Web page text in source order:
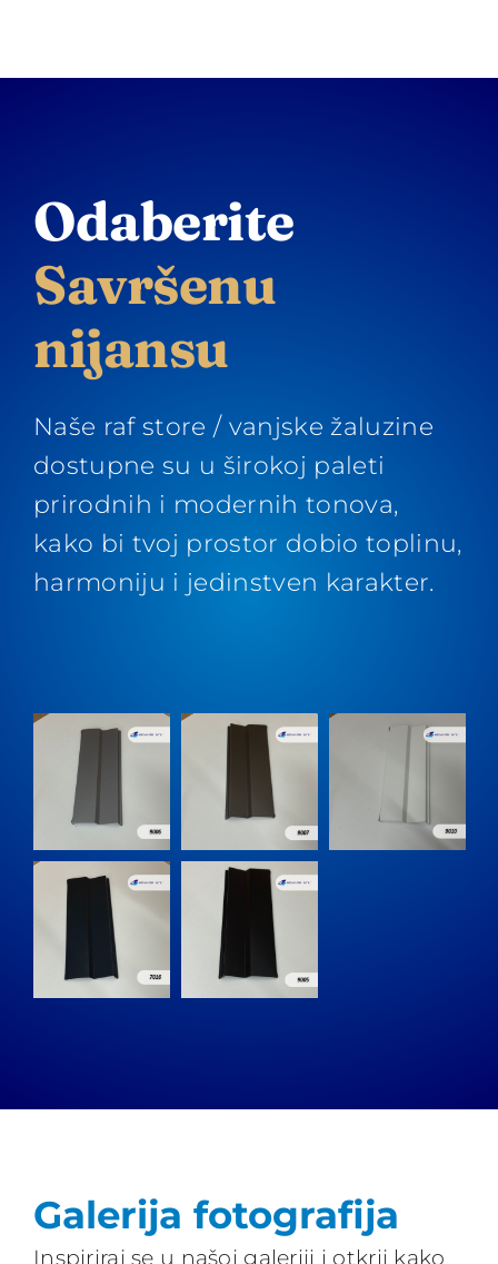
Odaberite
Savršenu
nijansu
Naše raf store / vanjske žaluzine
dostupne su u širokoj paleti
prirodnih i modernih tonova,
kako bi tvoj prostor dobio toplinu,
harmoniju i jedinstven karakter.
Galerija fotografija
Inspiriraj se u našoj galeriji i otkrij kako